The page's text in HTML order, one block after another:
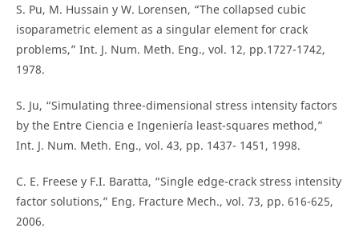
S. Pu, M. Hussain y W. Lorensen, “The collapsed cubic
isoparametric element as a singular element for crack
problems,” Int. J. Num. Meth. Eng., vol. 12, pp.1727-1742,
1978.
S. Ju, “Simulating three-dimensional stress intensity factors
by the Entre Ciencia e Ingeniería least-squares method,”
Int. J. Num. Meth. Eng., vol. 43, pp. 1437- 1451, 1998.
C. E. Freese y F.I. Baratta, “Single edge-crack stress intensity
factor solutions,” Eng. Fracture Mech., vol. 73, pp. 616-625,
2006.